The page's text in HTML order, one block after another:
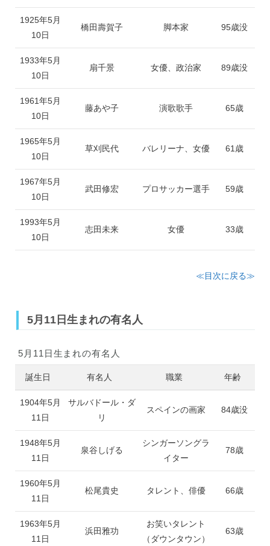
1925年5月
10日
橋田壽賀子 脚本家 95歳没
1933年5月
10日
扇千景 女優、政治家 89歳没
1961年5月
10日
藤あや子 演歌歌手 65歳
1965年5月
10日
草刈民代 バレリーナ、女優 61歳
1967年5月
10日
武田修宏 プロサッカー選手 59歳
1993年5月
10日
志田未来 女優 33歳
≪目次に戻る≫
5月11日生まれの有名人
5月11日生まれの有名人
誕生日 有名人 職業 年齢
1904年5月
11日
サルバドール・ダ
リ
スペインの画家 84歳没
1948年5月
11日
泉谷しげる
シンガーソングラ
イター
78歳
1960年5月
11日
松尾貴史 タレント、俳優 66歳
1963年5月
11日
浜田雅功
お笑いタレント
（ダウンタウン）
63歳